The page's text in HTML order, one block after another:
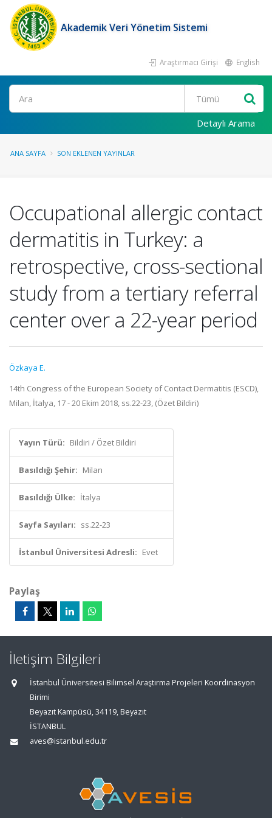
Akademik Veri Yönetim Sistemi
Araştırmacı Girişi English
Ara
Detaylı Arama
ANA SAYFA SON EKLENEN YAYINLAR
Occupational allergic contact
dermatitis in Turkey: a
retrospective, cross-sectional
study from a tertiary referral
center over a 22-year period
Özkaya E.
14th Congress of the European Society of Contact Dermatitis (ESCD),
Milan, İtalya, 17 - 20 Ekim 2018, ss.22-23, (Özet Bildiri)
Yayın Türü: Bildiri / Özet Bildiri
Basıldığı Şehir: Milan
Basıldığı Ülke: İtalya
Sayfa Sayıları: ss.22-23
İstanbul Üniversitesi Adresli: Evet
Paylaş
İletişim Bilgileri
İstanbul Üniversitesi Bilimsel Araştırma Projeleri Koordinasyon
Birimi
Beyazıt Kampüsü, 34119, Beyazıt
İSTANBUL
aves@istanbul.edu.tr